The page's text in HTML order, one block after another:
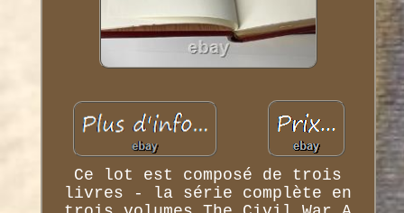
Ce lot est composé de trois
livres - la série complète en